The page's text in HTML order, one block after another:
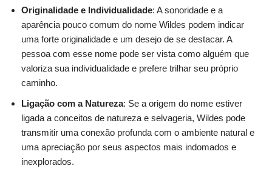
Originalidade e Individualidade: A sonoridade e a
aparência pouco comum do nome Wildes podem indicar
uma forte originalidade e um desejo de se destacar. A
pessoa com esse nome pode ser vista como alguém que
valoriza sua individualidade e prefere trilhar seu próprio
caminho.
Ligação com a Natureza: Se a origem do nome estiver
ligada a conceitos de natureza e selvageria, Wildes pode
transmitir uma conexão profunda com o ambiente natural e
uma apreciação por seus aspectos mais indomados e
inexplorados.